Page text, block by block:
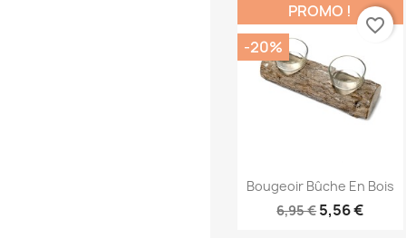
Aperçu rapide
Bougeoir Bûche En Bois
6,95 €5,56 €
PROMO !
-20%
favorite_border